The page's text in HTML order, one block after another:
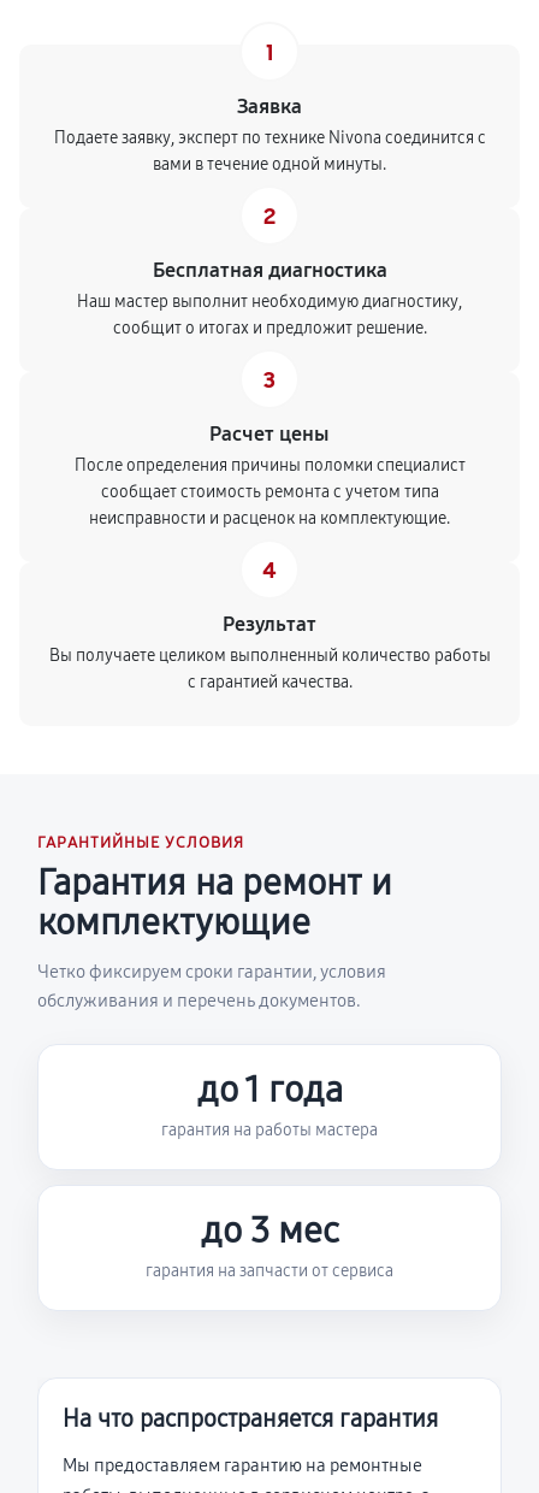
1
Заявка
Подаете заявку, эксперт по технике Nivona соединится с
вами в течение одной минуты.
2
Бесплатная диагностика
Наш мастер выполнит необходимую диагностику,
сообщит о итогах и предложит решение.
3
Расчет цены
После определения причины поломки специалист
сообщает стоимость ремонта с учетом типа
неисправности и расценок на комплектующие.
4
Результат
Вы получаете целиком выполненный количество работы
с гарантией качества.
ГАРАНТИЙНЫЕ УСЛОВИЯ
Гарантия на ремонт и
комплектующие
Четко фиксируем сроки гарантии, условия
обслуживания и перечень документов.
до 1 года
гарантия на работы мастера
до 3 мес
гарантия на запчасти от сервиса
На что распространяется гарантия
Мы предоставляем гарантию на ремонтные